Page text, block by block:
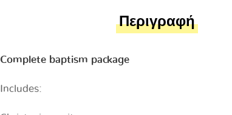
Περιγραφή
Complete baptism package
Includes: